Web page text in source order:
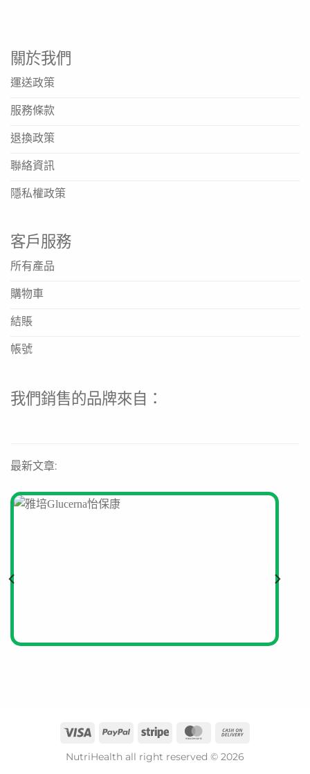
關於我們
運送政策
服務條款
退換政策
聯絡資訊
隱私權政策
客戶服務
所有產品
購物車
結賬
帳號
我們銷售的品牌來自：
最新文章:
NutriHealth all right reserved © 2026